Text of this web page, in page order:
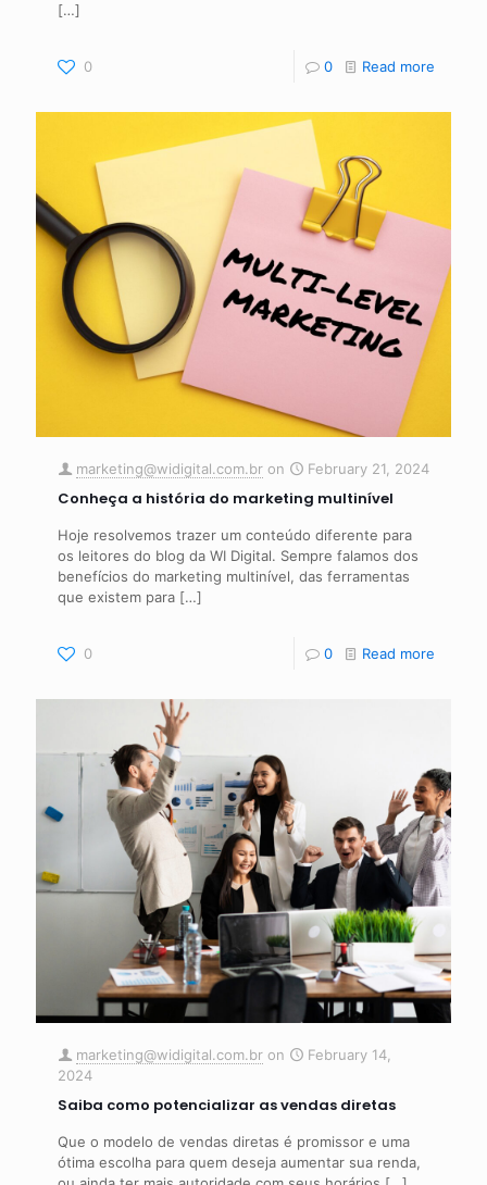
[…]
0 0 Read more
marketing@widigital.com.br on February 21, 2024
Conheça a história do marketing multinível
Hoje resolvemos trazer um conteúdo diferente para
os leitores do blog da WI Digital. Sempre falamos dos
benefícios do marketing multinível, das ferramentas
que existem para […]
0 0 Read more
marketing@widigital.com.br on
February 14,
2024
Saiba como potencializar as vendas diretas
Que o modelo de vendas diretas é promissor e uma
ótima escolha para quem deseja aumentar sua renda,